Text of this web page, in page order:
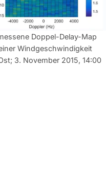
Doppel-Delay-Map
Windgeschwindigkeit
3. November 2015, 14:00